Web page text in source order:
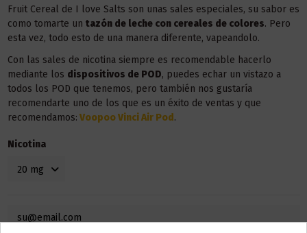
Fruit Cereal de I love Salts son unas sales especiales, su sabor es
como tomarte un tazón de leche con cereales de colores. Pero
esta vez, todo esto de una manera diferente, vapeandolo.
Con las sales de nicotina siempre es recomendable hacerlo
mediante los dispositivos de POD, puedes echar un vistazo a
todos los POD que tenemos, pero también nos gustaría
recomendarte uno de los que es un éxito de ventas y que
recomendamos: Voopoo Vinci Air Pod .
Nicotina